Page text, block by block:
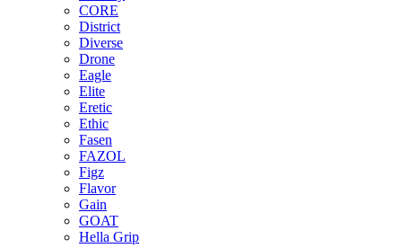
CORE
District
Diverse
Drone
Eagle
Elite
Eretic
Ethic
Fasen
FAZOL
Figz
Flavor
Gain
GOAT
Hella Grip